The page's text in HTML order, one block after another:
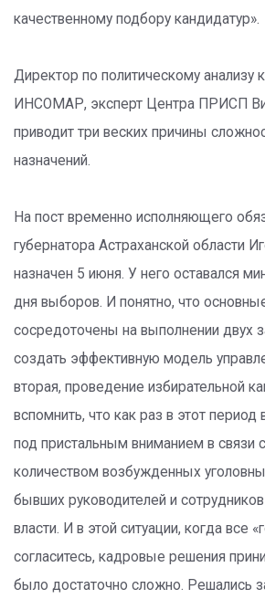
качественному подбору кандидатур».
Директор по политическому анализу
ИНСОМАР, эксперт Центра ПРИСП
приводит три веских причины
назначений.
На пост временно исполняющего
губернатора Астраханской области
назначен 5 июня. У него оставался
дня выборов. И понятно, что
сосредоточены на выполнении двух
создать эффективную модель
вторая, проведение избирательной
вспомнить, что как раз в этот
под пристальным вниманием в связи
количеством возбужденных
бывших руководителей и
власти. И в этой ситуации, когда все
согласитесь, кадровые решения
было достаточно сложно. Решались